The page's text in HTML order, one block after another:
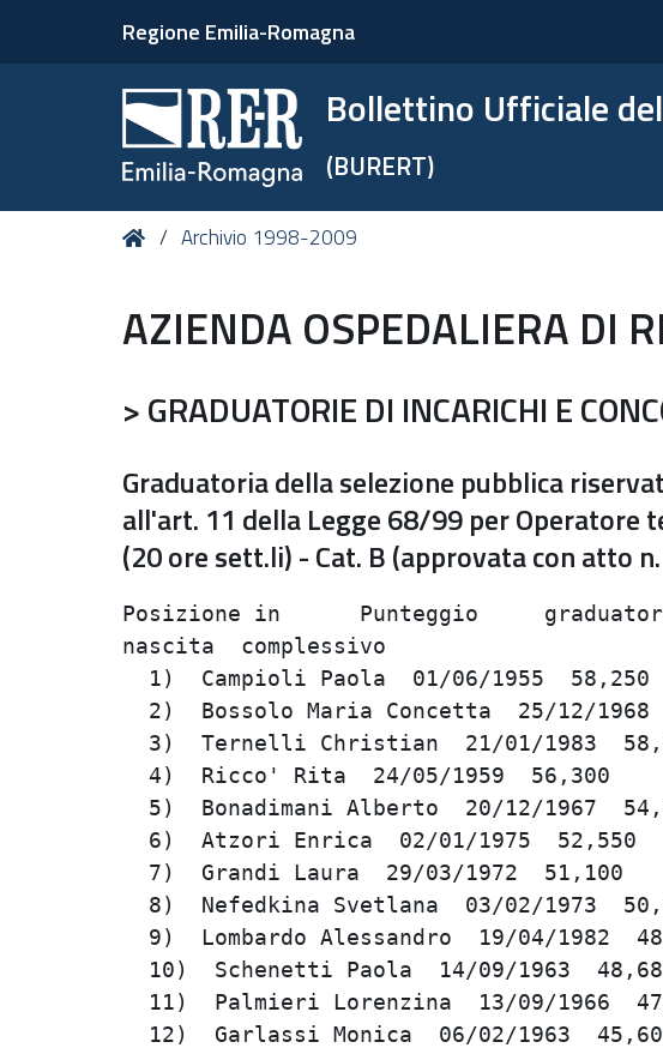
Regione Emilia-Romagna
Bollettino Ufficiale
(BURERT)
Tu HomeArchivio 1998-2009
AZIENDA OSPEDALIERA DI
> GRADUATORIE DI INCARICHI E
Graduatoria della selezione pubblica
all'art. 11 della Legge 68/99 per Operatore
(20 ore sett.li) - Cat. B (approvata con atto
Posizione in      Punteggio
nascita
1)  Campioli Paola
2)  Bossolo Maria
3)  Ternelli
4)  Ricco' Rita
5)  Bonadimani
6)  Atzori Enrica
7)  Grandi Laura
8)  Nefedkina
9)  Lombardo
10)  Schenetti
11)  Palmieri
12)  Garlassi